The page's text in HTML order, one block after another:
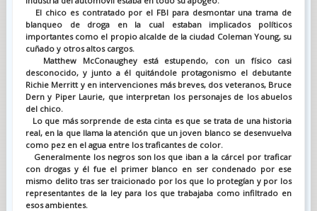
El chico es contratado por el FBI para desmontar una trama de
blanqueo de droga en la cual estaban implicados políticos
importantes como el propio alcalde de la ciudad Coleman Young, su
cuñado y otros altos cargos.
Matthew McConaughey está estupendo, con un físico casi
desconocido, y junto a él quitándole protagonismo el debutante
Richie Merritt y en intervenciones más breves, dos veteranos, Bruce
Dern y Piper Laurie, que interpretan los personajes de los abuelos
del chico.
Lo que más sorprende de esta cinta es que se trata de una historia
real, en la que llama la atención que un joven blanco se desenvuelva
como pez en el agua entre los traficantes de color.
Generalmente los negros son los que iban a la cárcel por traficar
con drogas y él fue el primer blanco en ser condenado por ese
mismo delito tras ser traicionado por los que lo protegían y por los
representantes de la ley para los que trabajaba como infiltrado en
esos ambientes.